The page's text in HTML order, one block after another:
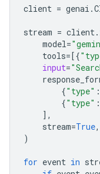
client = genai .
stream = client.
model=
tools=[{
input=
{"type" :
{"type" :
],
stream=True,
)
for event in